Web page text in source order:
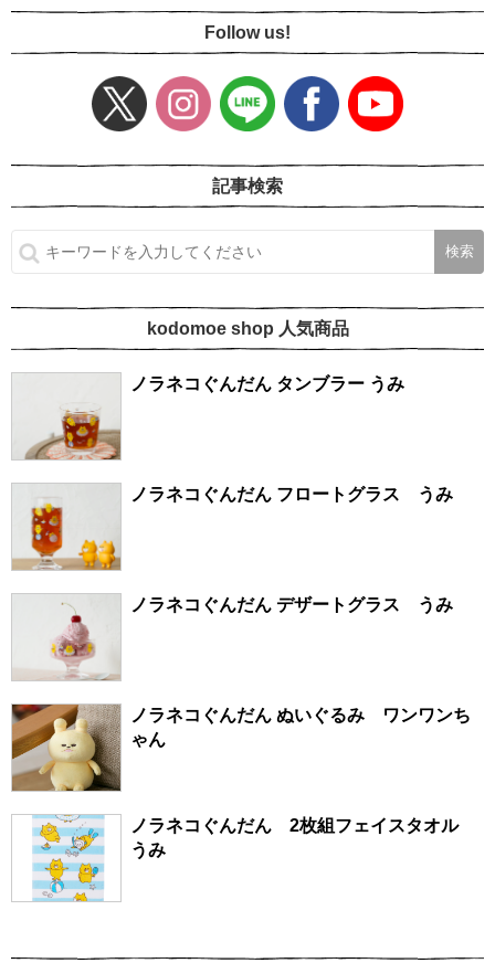
Follow us!
記事検索
kodomoe shop 人気商品
ノラネコぐんだん タンブラー うみ
ノラネコぐんだん フロートグラス うみ
ノラネコぐんだん デザートグラス うみ
ノラネコぐんだん ぬいぐるみ ワンワンち
ゃん
ノラネコぐんだん 2枚組フェイスタオル
うみ